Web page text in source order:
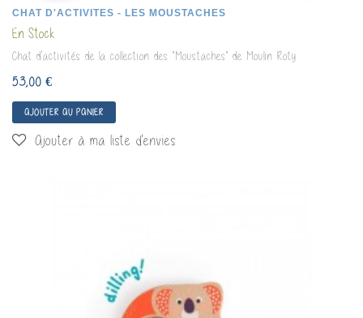
CHAT D'ACTIVITES - LES MOUSTACHES
En Stock
Chat d'activités de la collection des "Moustaches" de Moulin Roty
53,00 €
AJOUTER AU PANIER
Ajouter à ma liste d'envies